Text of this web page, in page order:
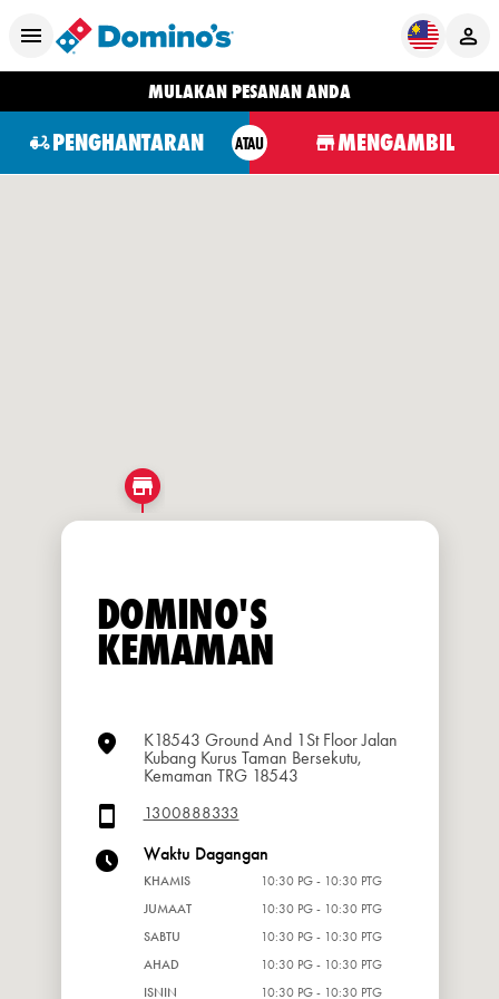
MULAKAN PESANAN ANDA
PENGHANTARAN ATAU MENGAMBIL
DOMINO'S
KEMAMAN
K18543 Ground And 1St Floor Jalan
Kubang Kurus Taman Bersekutu,
Kemaman TRG 18543
1300888333
Waktu Dagangan
KHAMIS
10:30 PG - 10:30 PTG
JUMAAT
10:30 PG - 10:30 PTG
SABTU
10:30 PG - 10:30 PTG
AHAD
10:30 PG - 10:30 PTG
ISNIN
10:30 PG - 10:30 PTG